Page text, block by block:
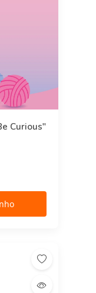
Curious"